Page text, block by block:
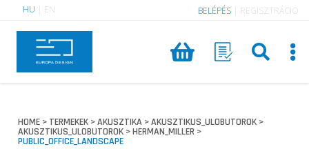
HU EN BELÉPÉS REGISZTRÁCIÓ
HOME > TERMEKEK >AKUSZTIKA >AKUSZTIKUS_ULOBUTOROK >
AKUSZTIKUS_ULOBUTOROK >HERMAN_MILLER >
PUBLIC_OFFICE_LANDSCAPE